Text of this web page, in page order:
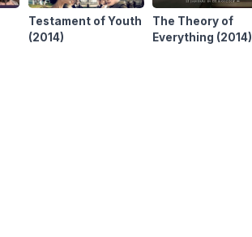
Testament of Youth
(2014)
The Theory of
Everything (2014)